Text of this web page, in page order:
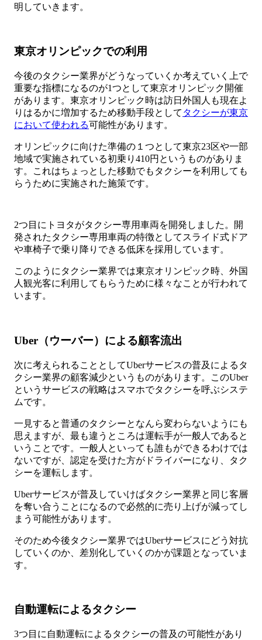
明していきます。
東京オリンピックでの利用
今後のタクシー業界がどうなっていくか考えていく上で
重要な指標になるのが1つとして東京オリンピック開催
があります。東京オリンピック時は訪日外国人も現在よ
りはるかに増加するため移動手段として タクシーが東京
において使われる可能性があります。
オリンピックに向けた準備の１つとして東京23区や一部
地域で実施されている初乗り410円というものがありま
す。これはちょっとした移動でもタクシーを利用しても
らうために実施された施策です。
2つ目にトヨタがタクシー専用車両を開発しました。開
発されたタクシー専用車両の特徴としてスライド式ドア
や車椅子で乗り降りできる低床を採用しています。
このようにタクシー業界では東京オリンピック時、外国
人観光客に利用してもらうために様々なことが行われて
います。
Uber（ウーバー）による顧客流出
次に考えられることとしてUberサービスの普及によるタ
クシー業界の顧客減少というものがあります。このUber
というサービスの戦略はスマホでタクシーを呼ぶシステ
ムです。
一見すると普通のタクシーとなんら変わらないようにも
思えますが、最も違うところは運転手が一般人であると
いうことです。一般人といっても誰もができるわけでは
ないですが、認定を受けた方がドライバーになり、タク
シーを運転します。
Uberサービスが普及していけばタクシー業界と同じ客層
を奪い合うことになるので必然的に売り上げが減ってし
まう可能性があります。
そのため今後タクシー業界ではUberサービスにどう対抗
していくのか、差別化していくのかが課題となっていま
す。
自動運転によるタクシー
3つ目に自動運転によるタクシーの普及の可能性があり